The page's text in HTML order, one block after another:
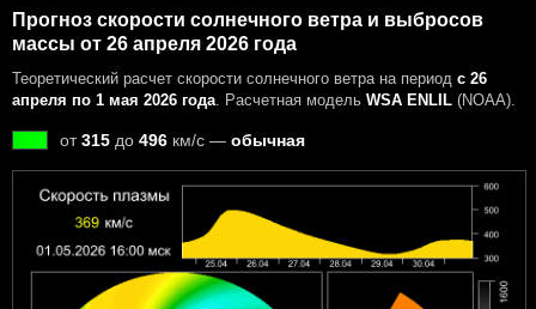
Прогноз скорости солнечного ветра и выбросов
массы от 26 апреля 2026 года
Теоретический расчет скорости солнечного ветра на период с 26
апреля по 1 мая 2026 года . Расчетная модель WSA ENLIL (NOAA).
от315 до 496 км/с — обычная